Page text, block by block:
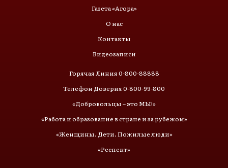
Газета «Агора»
О нас
Контакты
Видеозаписи
Горячая Линия 0-800-88888
Телефон Доверия 0-800-99-800
«Добровольцы – это МЫ!»
«Работа и образование в стране и за рубежом»
«Женщины. Дети. Пожилые люди»
«Респект»